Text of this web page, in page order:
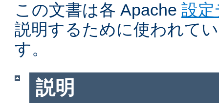
この文書は各 Apache 設
説明するために使われて
す。
説明